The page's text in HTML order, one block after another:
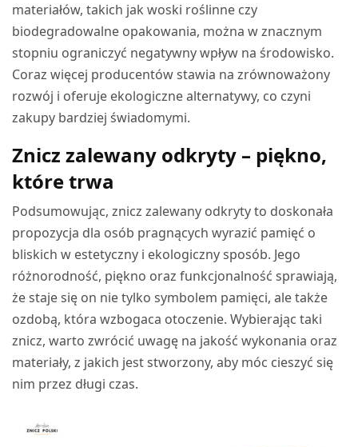
materiałów, takich jak woski roślinne czy
biodegradowalne opakowania, można w znacznym
stopniu ograniczyć negatywny wpływ na środowisko.
Coraz więcej producentów stawia na zrównoważony
rozwój i oferuje ekologiczne alternatywy, co czyni
zakupy bardziej świadomymi.
Znicz zalewany odkryty – piękno,
które trwa
Podsumowując, znicz zalewany odkryty to doskonała
propozycja dla osób pragnących wyrazić pamięć o
bliskich w estetyczny i ekologiczny sposób. Jego
różnorodność, piękno oraz funkcjonalność sprawiają,
że staje się on nie tylko symbolem pamięci, ale także
ozdobą, która wzbogaca otoczenie. Wybierając taki
znicz, warto zwrócić uwagę na jakość wykonania oraz
materiały, z jakich jest stworzony, aby móc cieszyć się
nim przez długi czas.